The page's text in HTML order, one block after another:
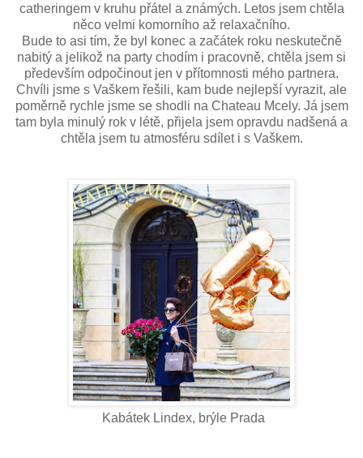
catheringem v kruhu přátel a známých. Letos jsem chtěla
něco velmi komorního až relaxačního.
Bude to asi tím, že byl konec a začátek roku neskutečně
nabitý a jelikož na party chodím i pracovně, chtěla jsem si
především odpočinout jen v přítomnosti mého partnera.
Chvíli jsme s Vaškem řešili, kam bude nejlepší vyrazit, ale
poměrně rychle jsme se shodli na Chateau Mcely. Já jsem
tam byla minulý rok v létě, přijela jsem opravdu nadšená a
chtěla jsem tu atmosféru sdílet i s Vaškem.
Kabátek Lindex, brýle Prada